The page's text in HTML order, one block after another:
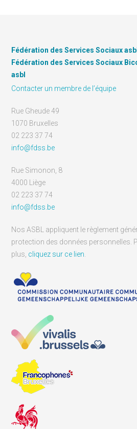
Fédération des Services Sociaux asbl
Fédération des Services Sociaux
asbl
Contacter un membre de l’équipe
Rue Gheude 49
1070 Bruxelles
02 223 37 74
info@fdss.be
Rue Simonon, 8
4000 Liège
02 223 37 74
info@fdss.be
Nos ASBL appliquent le règlement
protection des données personnelles.
plus, cliquez sur ce lien